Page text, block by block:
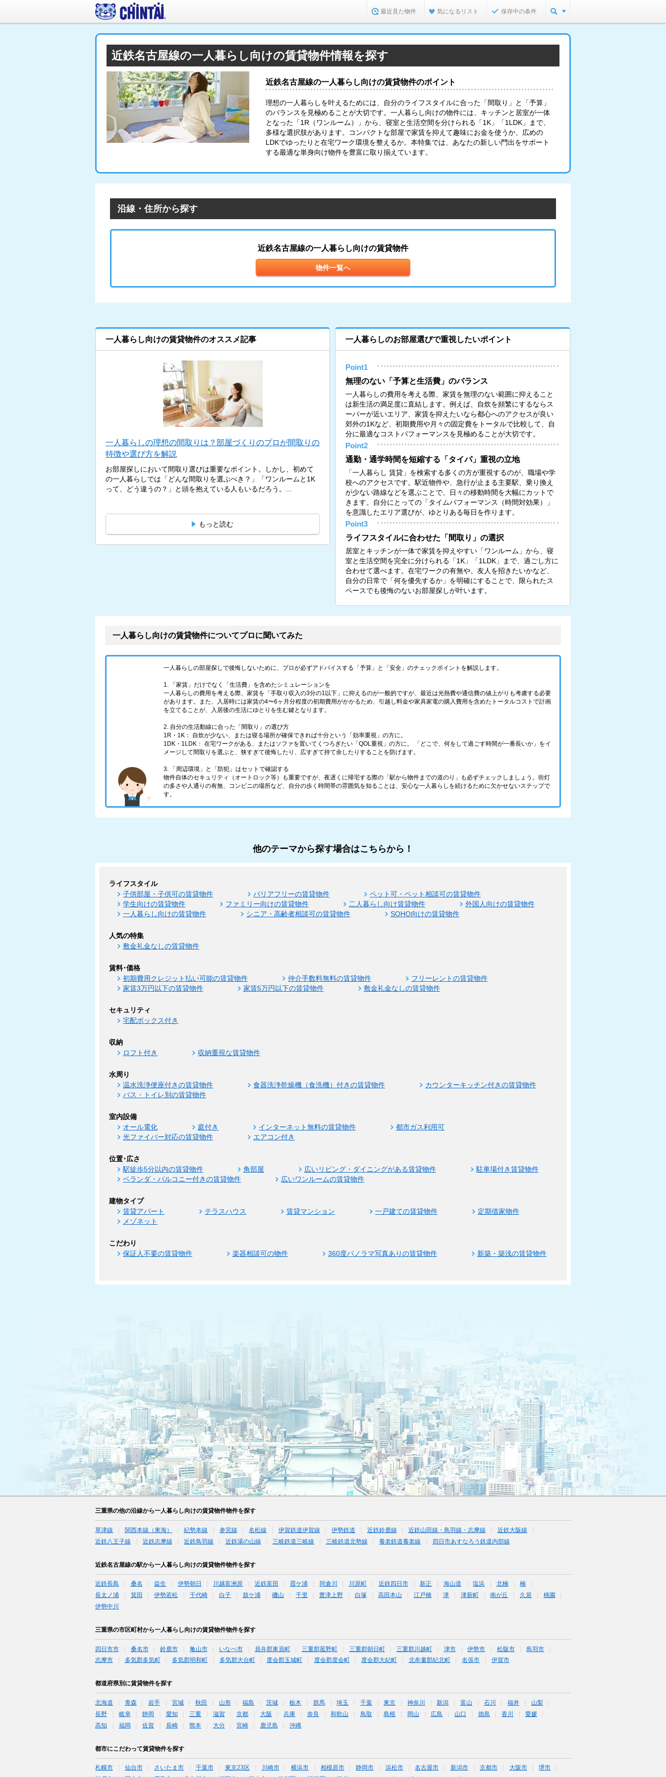
最近見た物件 気になるリスト 保存中の条件
近鉄名古屋線の一人暮らし向けの賃貸物件情報を探す
近鉄名古屋線の一人暮らし向けの賃貸物件のポイント
理想の一人暮らしを叶えるためには、自分のライフスタイルに合った「間取り」と「予算」
のバランスを見極めることが大切です。一人暮らし向けの物件には、キッチンと居室が一体
となった「1R（ワンルーム）」から、寝室と生活空間を分けられる「1K」「1LDK」まで、
多様な選択肢があります。コンパクトな部屋で家賃を抑えて趣味にお金を使うか、広めの
LDKでゆったりと在宅ワーク環境を整えるか。本特集では、あなたの新しい門出をサポート
する最適な単身向け物件を豊富に取り揃えています。
沿線・住所から探す
近鉄名古屋線の一人暮らし向けの賃貸物件
物件一覧へ
一人暮らし向けの賃貸物件のオススメ記事
一人暮らしの理想の間取りは？部屋づくりのプロが間取りの
特徴や選び方を解説
お部屋探しにおいて間取り選びは重要なポイント。しかし、初めて
の一人暮らしでは「どんな間取りを選ぶべき？」「ワンルームと1K
って、どう違うの？」と頭を抱えている人もいるだろう。...
もっと読む
一人暮らしのお部屋選びで重視したいポイント
Point1
無理のない「予算と生活費」のバランス
一人暮らしの費用を考える際、家賃を無理のない範囲に抑えること
は新生活の満足度に直結します。例えば、自炊を頻繁にするならス
ーパーが近いエリア、家賃を抑えたいなら都心へのアクセスが良い
郊外の1Kなど、初期費用や月々の固定費をトータルで比較して、自
分に最適なコストパフォーマンスを見極めることが大切です。
Point2
通勤・通学時間を短縮する「タイパ」重視の立地
「一人暮らし 賃貸」を検索する多くの方が重視するのが、職場や学
校へのアクセスです。駅近物件や、急行が止まる主要駅、乗り換え
が少ない路線などを選ぶことで、日々の移動時間を大幅にカットで
きます。自分にとっての「タイムパフォーマンス（時間対効果）」
を意識したエリア選びが、ゆとりある毎日を作ります。
Point3
ライフスタイルに合わせた「間取り」の選択
居室とキッチンが一体で家賃を抑えやすい「ワンルーム」から、寝
室と生活空間を完全に分けられる「1K」「1LDK」まで、過ごし方に
合わせて選べます。在宅ワークの有無や、友人を招きたいかなど、
自分の日常で「何を優先するか」を明確にすることで、限られたス
ペースでも後悔のないお部屋探しが叶います。
一人暮らし向けの賃貸物件についてプロに聞いてみた
一人暮らしの部屋探しで後悔しないために、プロが必ずアドバイスする「予算」と「安全」のチェックポイントを解説します。
1. 「家賃」だけでなく「生活費」を含めたシミュレーションを
一人暮らしの費用を考える際、家賃を「手取り収入の3分の1以下」に抑えるのが一般的ですが、最近は光熱費や通信費の値上がりも考慮する必要
があります。また、入居時には家賃の4〜6ヶ月分程度の初期費用がかかるため、引越し料金や家具家電の購入費用を含めたトータルコストで計画
を立てることが、入居後の生活にゆとりを生む鍵となります。
2. 自分の生活動線に合った「間取り」の選び方
1R・1K： 自炊が少ない、または寝る場所が確保できれば十分という「効率重視」の方に。
1DK・1LDK： 在宅ワークがある、またはソファを置いてくつろぎたい「QOL重視」の方に。 「どこで、何をして過ごす時間が一番長いか」をイ
メージして間取りを選ぶと、狭すぎて後悔したり、広すぎて持て余したりすることを防げます。
3. 「周辺環境」と「防犯」はセットで確認する
物件自体のセキュリティ（オートロック等）も重要ですが、夜遅くに帰宅する際の「駅から物件までの道のり」も必ずチェックしましょう。街灯
の多さや人通りの有無、コンビニの場所など、自分の歩く時間帯の雰囲気を知ることは、安心な一人暮らしを続けるために欠かせないステップで
す。
他のテーマから探す場合はこちらから！
ライフスタイル
子供部屋・子供可の賃貸物件 バリアフリーの賃貸物件
ペット可・ペット相談可の賃貸物件
学生向けの賃貸物件
ファミリー向けの賃貸物件 二人暮らし向け賃貸物件
外国人向けの賃貸物件
一人暮らし向けの賃貸物件
シニア・高齢者相談可の賃貸物件 SOHO向けの賃貸物件
人気の特集
敷金礼金なしの賃貸物件
賃料･価格
初期費用クレジット払い可能の賃貸物件 仲介手数料無料の賃貸物件
フリーレントの賃貸物件
家賃3万円以下の賃貸物件
家賃5万円以下の賃貸物件 敷金礼金なしの賃貸物件
セキュリティ
宅配ボックス付き
収納
ロフト付き 収納重視な賃貸物件
水周り
温水洗浄便座付きの賃貸物件 食器洗浄乾燥機（食洗機）付きの賃貸物件
カウンターキッチン付きの賃貸物件
バス・トイレ別の賃貸物件
室内設備
オール電化 庭付き インターネット無料の賃貸物件
都市ガス利用可
光ファイバー対応の賃貸物件
エアコン付き
位置･広さ
駅徒歩5分以内の賃貸物件 角部屋 広いリビング・ダイニングがある賃貸物件
駐車場付き賃貸物件
ベランダ・バルコニー付きの賃貸物件
広いワンルームの賃貸物件
建物タイプ
賃貸アパート テラスハウス 賃貸マンション 一戸建ての賃貸物件
定期借家物件
メゾネット
こだわり
保証人不要の賃貸物件 楽器相談可の物件 360度パノラマ写真ありの賃貸物件 新築・築浅の賃貸物件
三重県の他の沿線から一人暮らし向けの賃貸物件物件を探す
草津線 関西本線（東海） 紀勢本線 参宮線 名松線 伊賀鉄道伊賀線 伊勢鉄道 近鉄鈴鹿線 近鉄山田線・鳥羽線・志摩線
近鉄大阪線
近鉄八王子線
近鉄志摩線 近鉄鳥羽線 近鉄湯の山線 三岐鉄道三岐線 三岐鉄道北勢線 養老鉄道養老線 四日市あすなろう鉄道内部線
近鉄名古屋線の駅から一人暮らし向けの賃貸物件物件を探す
近鉄長島 桑名 益生 伊勢朝日 川越富洲原 近鉄富田 霞ケ浦 阿倉川 川原町 近鉄四日市 新正 海山道 塩浜 北楠
楠
長太ノ浦
箕田 伊勢若松 千代崎 白子 鼓ケ浦 磯山 千里 豊津上野 白塚 高田本山 江戸橋 津 津新町 南が丘 久居
桃園
伊勢中川
三重県の市区町村から一人暮らし向けの賃貸物件物件を探す
四日市市 桑名市 鈴鹿市 亀山市 いなべ市 員弁郡東員町 三重郡菰野町 三重郡朝日町 三重郡川越町 津市 伊勢市 松阪市
鳥羽市
志摩市
多気郡多気町 多気郡明和町 多気郡大台町 度会郡玉城町 度会郡度会町 度会郡大紀町 北牟婁郡紀北町 名張市 伊賀市
都道府県別に賃貸物件を探す
北海道 青森 岩手 宮城 秋田 山形 福島 茨城 栃木 群馬 埼玉 千葉 東京 神奈川 新潟 富山 石川 福井
山梨
長野
岐阜 静岡 愛知 三重 滋賀 京都 大阪 兵庫 奈良 和歌山 鳥取 島根 岡山 広島 山口 徳島 香川
愛媛
高知
福岡 佐賀 長崎 熊本 大分 宮崎 鹿児島 沖縄
都市にこだわって賃貸物件を探す
札幌市 仙台市 さいたま市 千葉市 東京23区 川崎市 横浜市 相模原市 静岡市 浜松市 名古屋市 新潟市 京都市 大阪市
堺市